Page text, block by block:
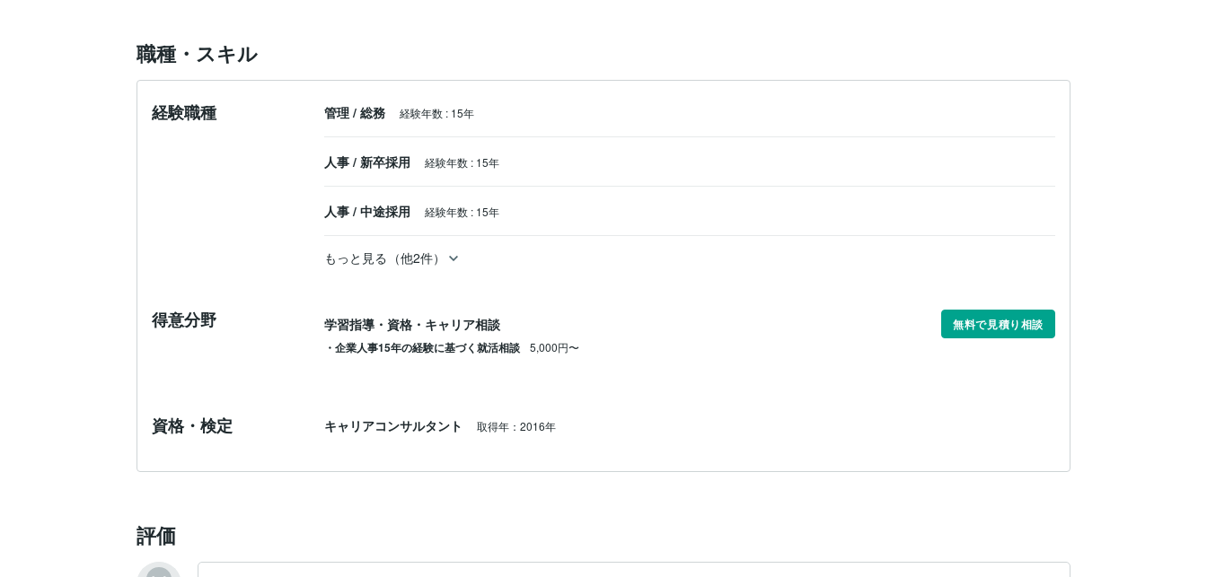
職種・スキル
経験職種 管理 / 総務 経験年数 : 15年
人事 / 新卒採用 経験年数 : 15年
人事 / 中途採用 経験年数 : 15年
もっと見る（他2件）
得意分野 学習指導・資格・キャリア相談
無料で見積り相談
・企業人事15年の経験に基づく就活相談
5,000円〜
資格・検定 キャリアコンサルタント 取得年：2016年
評価